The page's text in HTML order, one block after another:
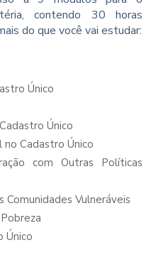
contendo 30 horas
do que você vai estudar:
Único
Único
Cadastro Único
com Outras Políticas
Comunidades Vulneráveis
Único